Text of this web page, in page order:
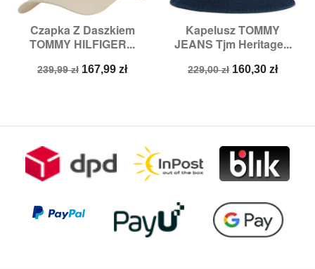
Czapka Z Daszkiem
TOMMY HILFIGER...
Cena
239,99 zł Cena
167,99 zł
Kapelusz TOMMY
JEANS Tjm Heritage...
Cena
229,00 zł Cena
160,30 zł